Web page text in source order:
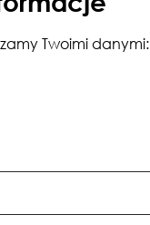
Twoimi danymi: